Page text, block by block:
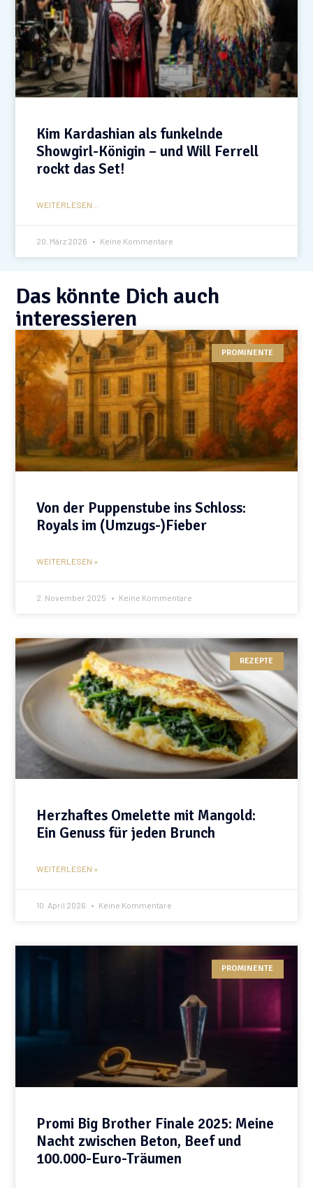
Kim Kardashian als funkelnde
Showgirl-Königin – und Will Ferrell
rockt das Set!
WEITERLESEN...
20. März 2026 Keine Kommentare
Das könnte Dich auch
interessieren
PROMINENTE
Von der Puppenstube ins Schloss:
Royals im (Umzugs-)Fieber
WEITERLESEN »
2. November 2025 Keine Kommentare
REZEPTE
Herzhaftes Omelette mit Mangold:
Ein Genuss für jeden Brunch
WEITERLESEN »
10. April 2026 Keine Kommentare
PROMINENTE
Promi Big Brother Finale 2025: Meine
Nacht zwischen Beton, Beef und
100.000-Euro-Träumen